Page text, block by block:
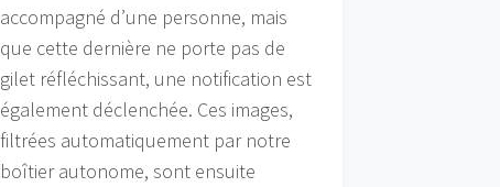
accompagné d’une personne, mais
que cette dernière ne porte pas de
gilet réfléchissant, une notification est
également déclenchée. Ces images,
filtrées automatiquement par notre
boîtier autonome, sont ensuite